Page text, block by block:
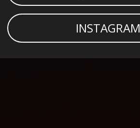
INSTAGRAM